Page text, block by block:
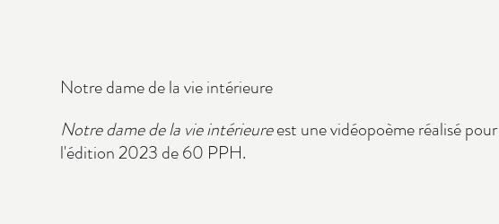
Notre dame de la vie intérieure
Notre dame de la vie intérieureest une vidéopoème réalisé pour
l'édition 2023 de 60 PPH.